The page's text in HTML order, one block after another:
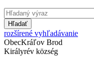
Hľadať
rozšírené vyhľadávanie
ObecKráľov Brod
Királyrév község